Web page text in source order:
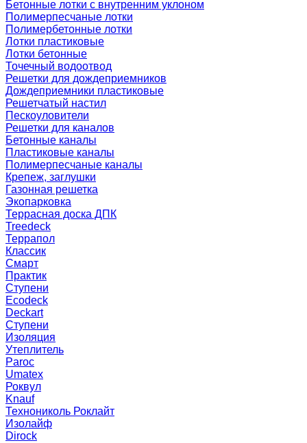
Бетонные лотки с внутренним уклоном
Полимерпесчаные лотки
Полимербетонные лотки
Лотки пластиковые
Лотки бетонные
Точечный водоотвод
Решетки для дождеприемников
Дождеприемники пластиковые
Решетчатый настил
Пескоуловители
Решетки для каналов
Бетонные каналы
Пластиковые каналы
Полимерпесчаные каналы
Крепеж, заглушки
Газонная решетка
Экопарковка
Террасная доска ДПК
Treedeck
Террапол
Классик
Смарт
Практик
Ступени
Ecodeck
Deckart
Ступени
Изоляция
Утеплитель
Paroc
Umatex
Роквул
Knauf
Технониколь Роклайт
Изолайф
Dirock